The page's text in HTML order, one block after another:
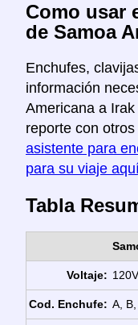
Como usar
de Samoa
Enchufes,
información
Americana a
reporte con
asistente para
para su viaje aquí
Tabla
Voltaje:
Cod. Enchufe: A, B,